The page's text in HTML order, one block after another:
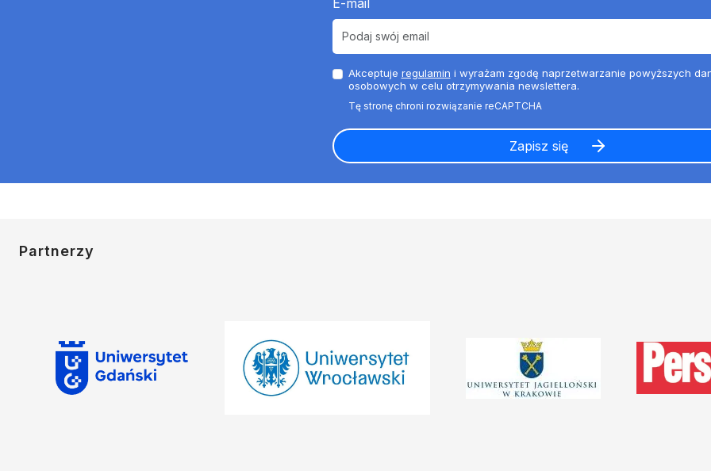
Akceptuje regulamin i wyrażam zgodę naprzetwarzanie powyższych
osobowych w celu otrzymywania newslettera.
Partnerzy